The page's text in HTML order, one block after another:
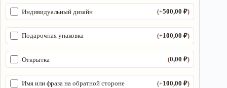
Индивидуальный дизайн (+500,00₽)
Подарочная упаковка (+100,00₽)
Открытка (0,00₽)
Имя или фраза на обратной стороне (+100,00₽)